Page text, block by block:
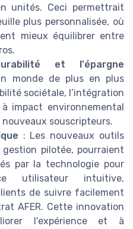
unités. Ceci permettrait
plus personnalisée, où
mieux équilibrer entre
et l'épargne
monde de plus en plus
sociétale, l’intégration
impact environnemental
souscripteurs.
: Les nouveaux outils
pilotée, pourraient
par la technologie pour
utilisateur intuitive,
de suivre facilement
AFER. Cette innovation
l'expérience et à